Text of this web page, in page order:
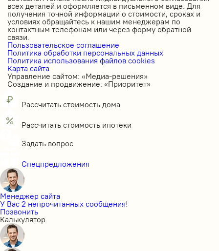
всех деталей и оформляется в письменном виде. Для
получения точной информации о стоимости, сроках и
условиях обращайтесь к нашим менеджерам по
контактным телефонам или через форму обратной
связи.
Пользовательское соглашение
Политика обработки персональных данных
Политика использования файлов cookies
Карта сайта
Управление сайтом: «Медиа-решения»
Создание и продвижение: «Приоритет»
Рассчитать стоимость дома
Рассчитать стоимость ипотеки
Задать вопрос
Спецпредложения
Менеджер сайта
У Вас 2 непрочитанных сообщения!
Позвонить
Калькулятор